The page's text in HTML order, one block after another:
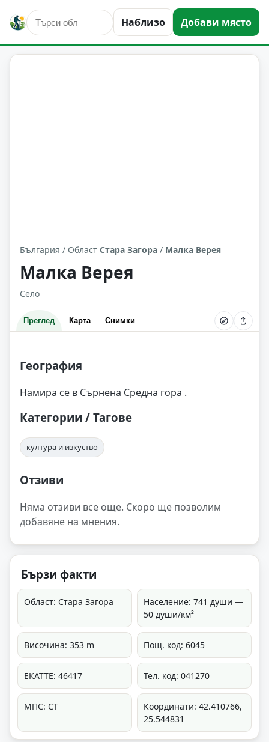
Наблизо Добави място
Малка Верея Област: Стара Загора
България / Област Стара Загора / Малка Верея
Малка Верея
Село
Преглед Карта Снимки
География
Намира се в Сърнена Средна гора .
Категории / Тагове
култура и изкуство
Отзиви
Няма отзиви все още. Скоро ще позволим
добавяне на мнения.
Бързи факти
Област: Стара Загора
Население: 741 души —
50 души/км²
Височина: 353 m Пощ. код: 6045
ЕКАТТЕ: 46417 Тел. код: 041270
МПС: СТ
Координати: 42.410766,
25.544831